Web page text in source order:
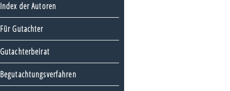
Index der Autoren
Für Gutachter
Gutachterbeirat
Begutachtungsverfahren